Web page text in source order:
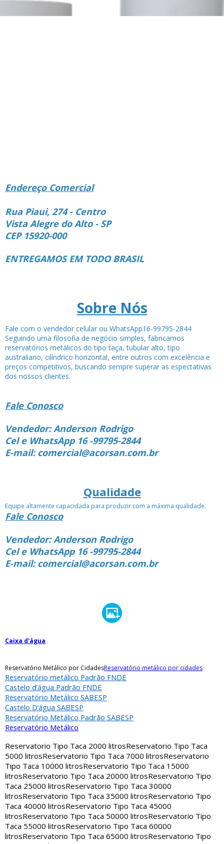
Endereço Comercial
Rua Piaui, 274 - Centro
Vista Alegre do Alto - SP
CEP 15920-000
ENTREGAMOS EM TODO BRASIL
Sobre Nós
Fale com o vendedor celular ou WhatsApp16-99795-2844
Seguindo uma filosofia de negócio simples, fabricamos
reservatórios metálicos do tipo taça, tubular alto, tipo
australiano, cilíndrico horizontal, entre outros com excelência e
preços competitivos, buscando sempre superar as espectativas
dos nossos clientes.
Fale Conosco
Vendedor: Anderson Rodrigo
Cel e WhatsApp 16 -99795-2844
E-mail: comercial@acorsan.com.br
Qualidade
Equipe altamente capacidada para produzir com a máxima qualidade.
Fale Conosco
Vendedor: Anderson Rodrigo
Cel e WhatsApp 16 -99795-2844
E-mail: comercial@acorsan.com.br
Caixa d'água
Reservatório Metálico por CidadesReservatório metálico por cidades
Reservatório metálico Padrão FNDE
Castelo d’água Padrão FNDE
Reservatório Metálico SABESP
Castelo D’água SABESP
Reservatório Metálico Padrão SABESP
Reservatório Metálico
Reservatorio Tipo Taca 2000 litrosReservatorio Tipo Taca
5000 litrosReservatorio Tipo Taca 7000 litrosReservatorio
Tipo Taca 10000 litrosReservatorio Tipo Taca 15000
litrosReservatorio Tipo Taca 20000 litrosReservatorio Tipo
Taca 25000 litrosReservatorio Tipo Taca 30000
litrosReservatorio Tipo Taca 35000 litrosReservatorio Tipo
Taca 40000 litrosReservatorio Tipo Taca 45000
litrosReservatorio Tipo Taca 50000 litrosReservatorio Tipo
Taca 55000 litrosReservatorio Tipo Taca 60000
litrosReservatorio Tipo Taca 65000 litrosReservatorio Tipo